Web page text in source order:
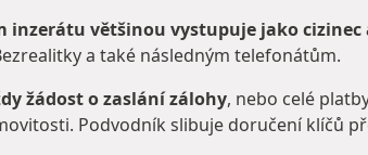
inzerátu většinou vystupuje jako
a také následným telefonátům.
žádost o zaslání zálohy, nebo celé
Podvodník slibuje doručení klíčů